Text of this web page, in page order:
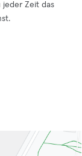
jeder Zeit das